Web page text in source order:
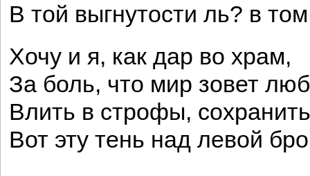
В той выгнутости ль? в
Хочу и я, как дар во храм,
За боль, что мир зовет
Влить в строфы,
Вот эту тень над левой